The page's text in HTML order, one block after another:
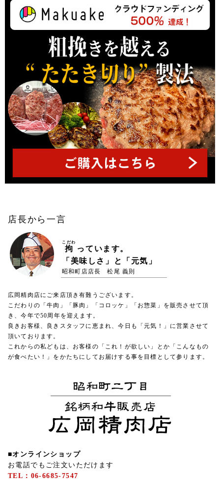
ッ
へ
店長から一言
拘
こだわ
っています。
「美味しさ」と「元気」
昭和町店店長 松尾 義則
広岡精肉店にご来店頂き有難うございます。
こだわりの「牛肉」「豚肉」「コロッケ」「お惣菜」を販売させて頂
き、今年で50周年を迎えます。
良きお客様、良きスタッフに恵まれ、今日も「元気！」に営業させて
頂いております。
これからの私どもは、お客様の「これ！が欲しい」とか「こんなもの
が食べたい！」をかたちにしてお届けする事を目標として参ります。
■オンラインショップ
お電話でもご注文いただけます
TEL：06-6685-7547